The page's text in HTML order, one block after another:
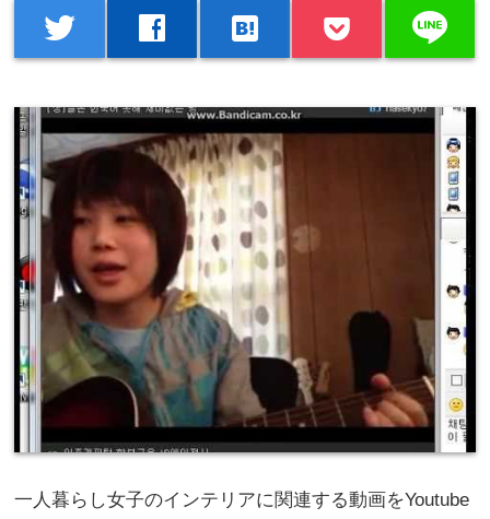
twitter facebook hatenabookmark line
一人暮らし女子のインテリアに関連する動画をYoutube